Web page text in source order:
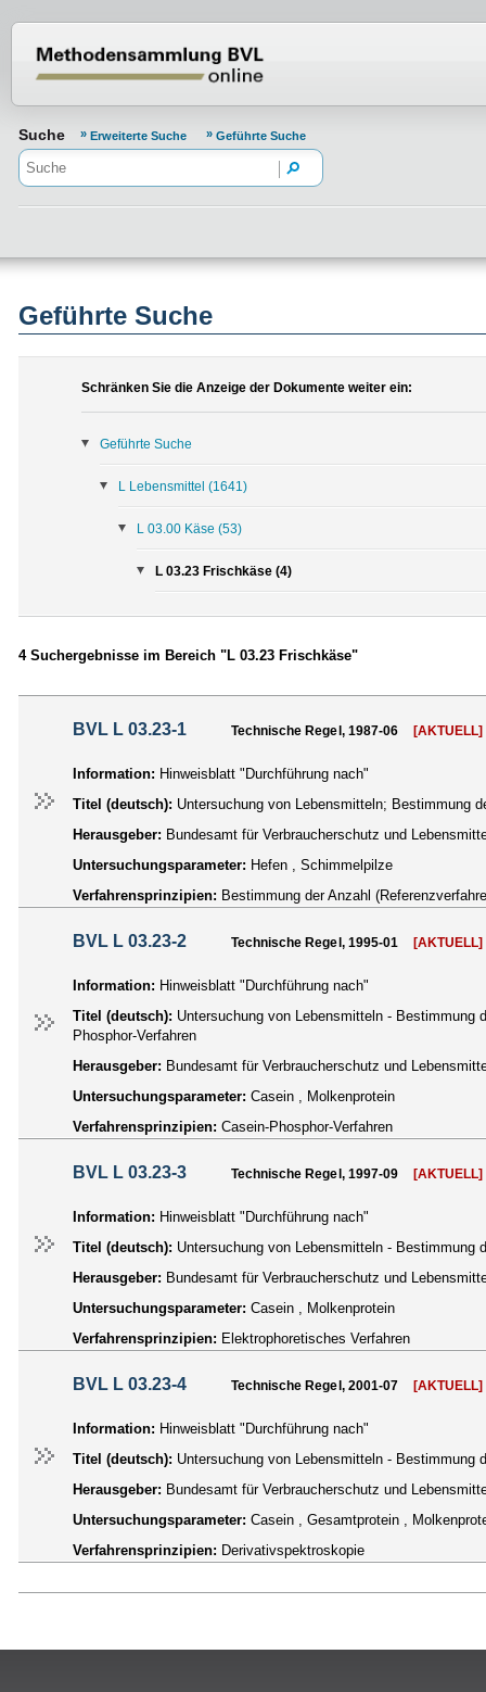
Suche Erweiterte Suche Geführte Suche
Geführte Suche
Schränken Sie die Anzeige der Dokumente weiter ein:
Geführte Suche
L Lebensmittel (1641)
L 03.00 Käse (53)
L 03.23 Frischkäse (4)
4 Suchergebnisse im Bereich "L 03.23 Frischkäse"
BVL L 03.23-1 Technische Regel, 1987-06 [AKTUELL]
Information: Hinweisblatt "Durchführung nach"
Titel (deutsch): Untersuchung von Lebensmitteln; Bestimmung
Herausgeber: Bundesamt für Verbraucherschutz und
Untersuchungsparameter: Hefen , Schimmelpilze
Verfahrensprinzipien: Bestimmung der Anzahl
BVL L 03.23-2 Technische Regel, 1995-01 [AKTUELL]
Information: Hinweisblatt "Durchführung nach"
Titel (deutsch): Untersuchung von Lebensmitteln - Bestimmung
Phosphor-Verfahren
Herausgeber: Bundesamt für Verbraucherschutz und
Untersuchungsparameter: Casein , Molkenprotein
Verfahrensprinzipien: Casein-Phosphor-Verfahren
BVL L 03.23-3 Technische Regel, 1997-09 [AKTUELL]
Information: Hinweisblatt "Durchführung nach"
Titel (deutsch): Untersuchung von Lebensmitteln - Bestimmung
Herausgeber: Bundesamt für Verbraucherschutz und
Untersuchungsparameter: Casein , Molkenprotein
Verfahrensprinzipien: Elektrophoretisches Verfahren
BVL L 03.23-4 Technische Regel, 2001-07 [AKTUELL]
Information: Hinweisblatt "Durchführung nach"
Titel (deutsch): Untersuchung von Lebensmitteln - Bestimmung
Herausgeber: Bundesamt für Verbraucherschutz und
Untersuchungsparameter: Casein , Gesamtprotein ,
Verfahrensprinzipien: Derivativspektroskopie